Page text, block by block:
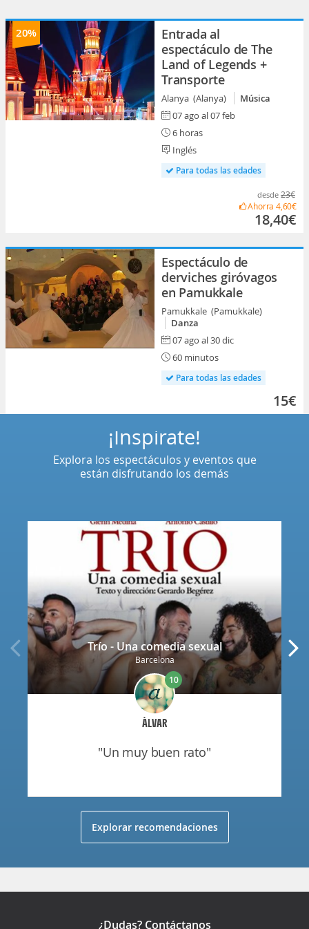
20%
Entrada al
espectáculo de The
Land of Legends +
Transporte
Alanya (Alanya)
Música
07 ago al 07 feb
6 horas
Inglés
Para todas las edades
desde 23€
Ahorra 4,60€
18,40€
Espectáculo de
derviches giróvagos
en Pamukkale
Pamukkale (Pamukkale)
Danza
07 ago al 30 dic
60 minutos
Para todas las edades
15€
Trío - Una comedia sexual
Barcelona
ÀLVAR
10
"un muy buen rato"
¡Inspírate!
Explora los espectáculos y eventos que
están disfrutando los demás
Explorar recomendaciones
¿Dudas? Contáctanos